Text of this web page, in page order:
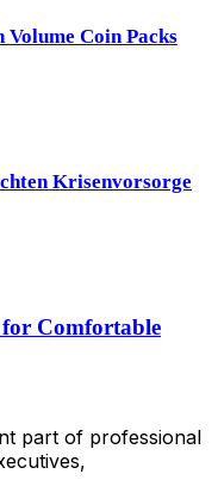
Coin Packs
Krisenvorsorge
for Comfortable
part of professional